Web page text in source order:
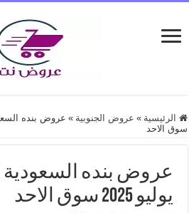
الرئيسية » عروض الجنوبية »
سوق الاحد
يوليو 2025 سوق الاحد